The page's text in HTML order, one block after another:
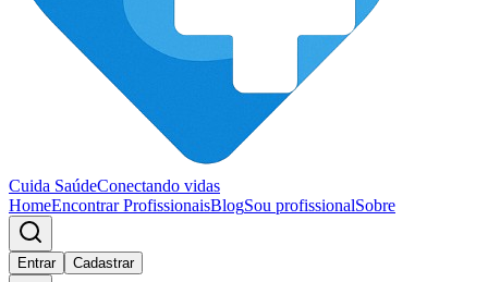
Cuida SaúdeConectando vidas
HomeEncontrar ProfissionaisBlogSou profissionalSobre
Entrar Cadastrar